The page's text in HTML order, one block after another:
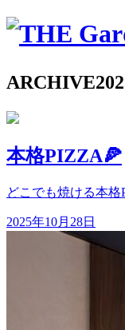
ARCHIVE
本格PIZZA🍕
どこでも焼ける本
2025年10月28日